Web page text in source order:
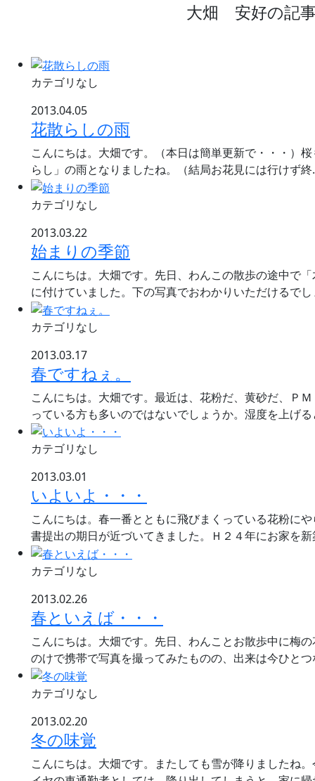
大畑 安好の記
カテゴリなし
2013.04.05
花散らしの雨
こんにちは。大畑です。（本日は簡単更新で・・・）
らし」の雨となりましたね。（結局お花見には行けず
カテゴリなし
2013.03.22
始まりの季節
こんにちは。大畑です。先日、わんこの散歩の途中で
に付けていました。下の写真でおわかりいただけるで
カテゴリなし
2013.03.17
春ですねぇ。
こんにちは。大畑です。最近は、花粉だ、黄砂だ、Ｐ
っている方も多いのではないでしょうか。湿度を上げ
カテゴリなし
2013.03.01
いよいよ・・・
こんにちは。春一番とともに飛びまくっている花粉に
書提出の期日が近づいてきました。Ｈ２４年にお家を
カテゴリなし
2013.02.26
春といえば・・・
こんにちは。大畑です。先日、わんことお散歩中に梅
のけで携帯で写真を撮ってみたものの、出来は今ひと
カテゴリなし
2013.02.20
冬の味覚
こんにちは。大畑です。またしても雪が降りましたね